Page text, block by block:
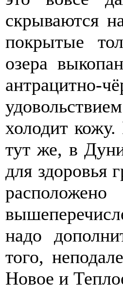
скрываются
покрытые
озера
холодит
тут же, в
для здоровья
надо
того,
Новое и